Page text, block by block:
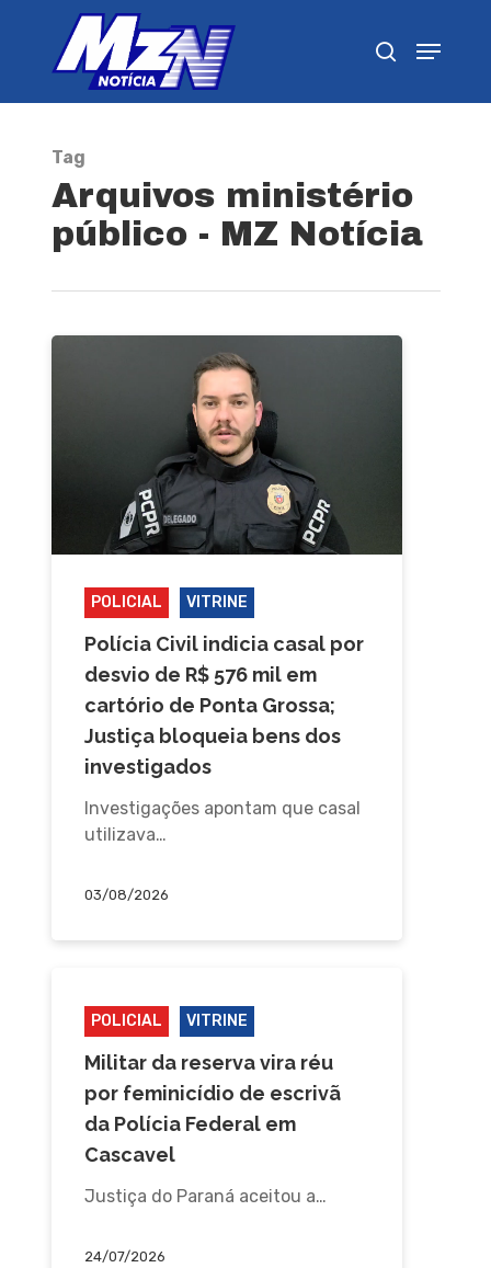
Tag
Arquivos ministério
público - MZ Notícia
POLICIAL VITRINE
Polícia Civil indicia casal por
desvio de R$ 576 mil em
cartório de Ponta Grossa;
Justiça bloqueia bens dos
investigados
Investigações apontam que casal
utilizava…
03/08/2026
POLICIAL VITRINE
Militar da reserva vira réu
por feminicídio de escrivã
da Polícia Federal em
Cascavel
Justiça do Paraná aceitou a…
24/07/2026